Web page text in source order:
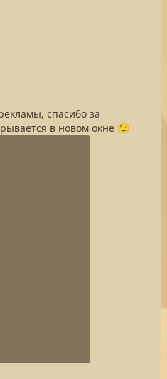
спасибо за
в новом окне 😉